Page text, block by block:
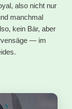
also nicht nur
manchmal
kein Bär, aber
— im